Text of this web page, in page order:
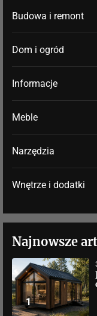
Budowa i remont
Dom i ogród
Informacje
Meble
Narzędzia
Wnętrze i dodatki
Najnowsze
1